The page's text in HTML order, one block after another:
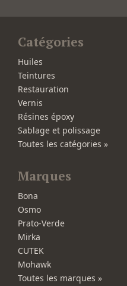
Catégories
Huiles
Teintures
Restauration
Vernis
Résines époxy
Sablage et polissage
Toutes les catégories »
Marques
Bona
Osmo
Prato-Verde
Mirka
CUTEK
Mohawk
Toutes les marques »